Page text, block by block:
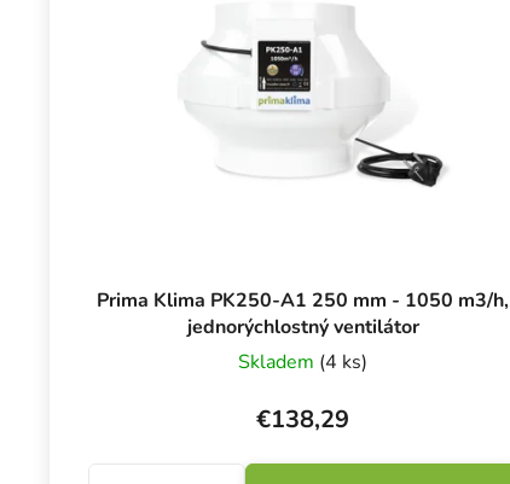
Prima Klima PK250-A1 250 mm - 1050 m3/h,
jednorýchlostný ventilátor
Skladem (4 ks)
€138,29